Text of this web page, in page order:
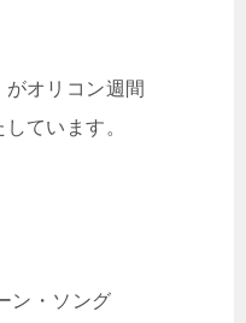
オリコン週間
ています。
ン・ソング